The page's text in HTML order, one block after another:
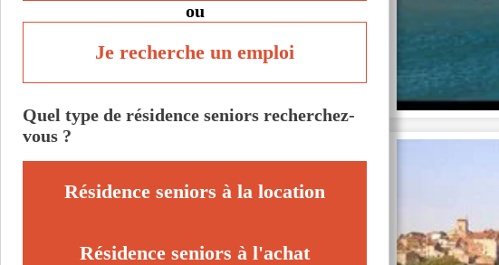
ou
Je recherche un emploi
Quel type de résidence seniors recherchez-
vous ?
Résidence seniors à la location
Résidence seniors à l'achat